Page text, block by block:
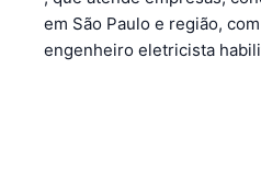
em São Paulo e região,
engenheiro eletricista